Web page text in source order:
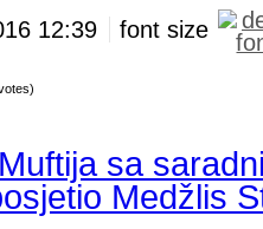
12:39
font size